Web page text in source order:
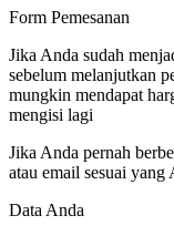
Form Pemesanan
Jika Anda sudah
sebelum melanjutkan
mungkin mendapat
mengisi lagi
Jika Anda pernah
atau email sesuai yang
Data Anda